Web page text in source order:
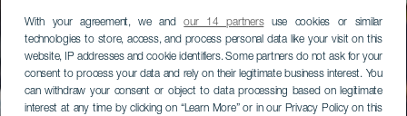
With your agreement, we andour 14 partnersuse cookies or similar
technologies to store, access, and process personal data like your visit on this
website, IP addresses and cookie identifiers. Some partners do not ask for your
consent to process your data and rely on their legitimate business interest. You
can withdraw your consent or object to data processing based on legitimate
interest at any time by clicking on “Learn More” or in our Privacy Policy on this